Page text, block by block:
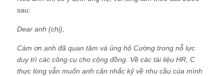
sau:
Dear anh (chị),
Cám ơn anh đã quan tâm và ủng hộ Cường trong nỗ lực
duy trì các công cụ cho cộng đồng. Về các tài liệu HR, C
thực lòng vẫn muốn anh cân nhắc kỹ về nhu cầu của mình